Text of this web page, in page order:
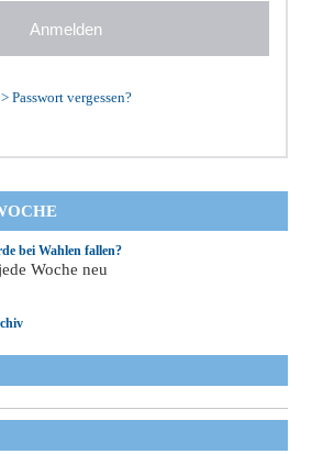
> Passwort vergessen?
bei Wahlen fallen?
Woche neu